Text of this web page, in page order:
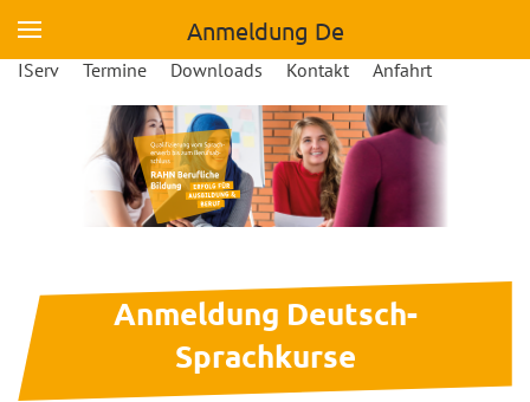
Skip to main content
Anmeldung De
IServ Termine Downloads Kontakt Anfahrt
Anmeldung Deutsch-
Sprachkurse